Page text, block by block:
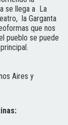
se llega a La
la Garganta
que nos
pueblo se puede
Aires y